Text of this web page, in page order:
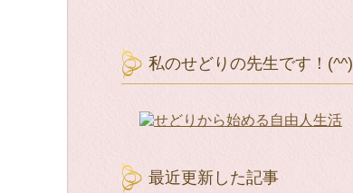
私のせどりの先生です！(^^)
最近更新した記事